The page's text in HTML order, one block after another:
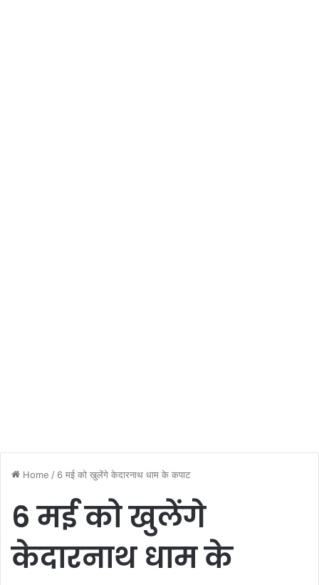
Home / 6 मई को खुलेंगे केदारनाथ धाम के कपाट
6 मई को खुलेंगे
केदारनाथ धाम के